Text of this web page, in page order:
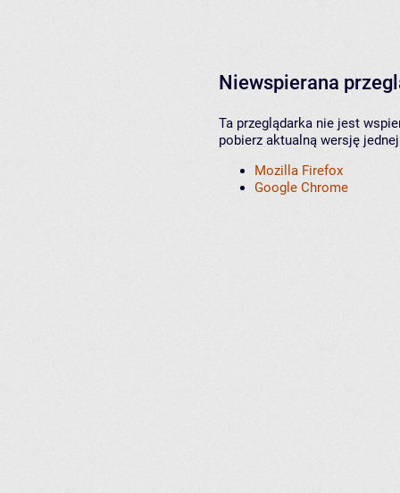
Niewspierana
Ta przeglądarka nie jest
pobierz aktualną wersję
Mozilla Firefox
Google Chrome